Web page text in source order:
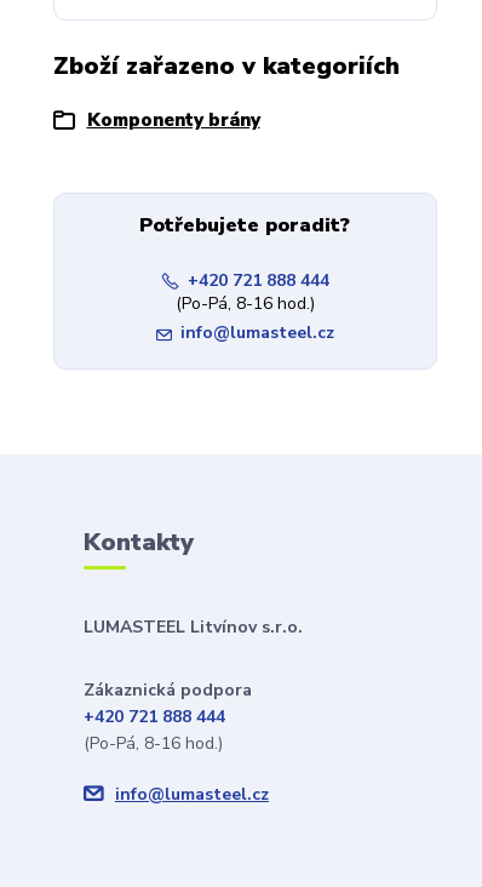
Zboží zařazeno v kategoriích
Komponenty brány
Potřebujete poradit?
+420 721 888 444
(Po-Pá, 8-16 hod.)
info@lumasteel.cz
Kontakty
LUMASTEEL Litvínov s.r.o.
Zákaznická podpora
+420 721 888 444
(Po-Pá, 8-16 hod.)
info@lumasteel.cz